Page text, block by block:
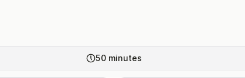
50 minutes